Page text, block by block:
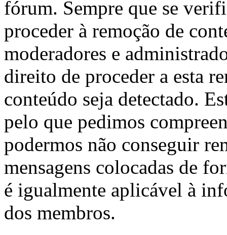
fórum. Sempre que se
proceder à remoção de
moderadores e
direito de proceder a esta
conteúdo seja detectado.
pelo que pedimos
podermos não conseguir
mensagens colocadas de
é igualmente aplicável à
dos membros.